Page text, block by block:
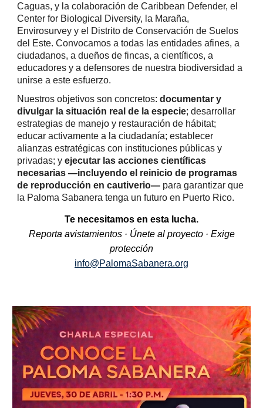
Caguas, y la colaboración de Caribbean Defender, el
Center for Biological Diversity, la Maraña,
Envirosurvey y el Distrito de Conservación de Suelos
del Este. Convocamos a todas las entidades afines, a
ciudadanos, a dueños de fincas, a científicos, a
educadores y a defensores de nuestra biodiversidad a
unirse a este esfuerzo.
Nuestros objetivos son concretos:documentar y
divulgar la situación real de la especie; desarrollar
estrategias de manejo y restauración de hábitat;
educar activamente a la ciudadanía; establecer
alianzas estratégicas con instituciones públicas y
privadas; yejecutar las acciones científicas
necesarias —incluyendo el reinicio de programas
de reproducción en cautiverio— para garantizar que
la Paloma Sabanera tenga un futuro en Puerto Rico.
Te necesitamos en esta lucha.
Reporta avistamientos · Únete al proyecto · Exige
protección
info@PalomaSabanera.org